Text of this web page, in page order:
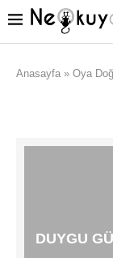
Anasayfa » Oya
DUYGU